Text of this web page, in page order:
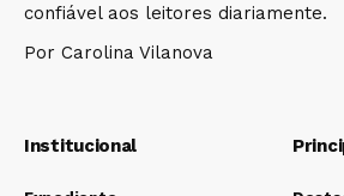
confiável aos leitores diariamente.
Por Carolina Vilanova
Institucional